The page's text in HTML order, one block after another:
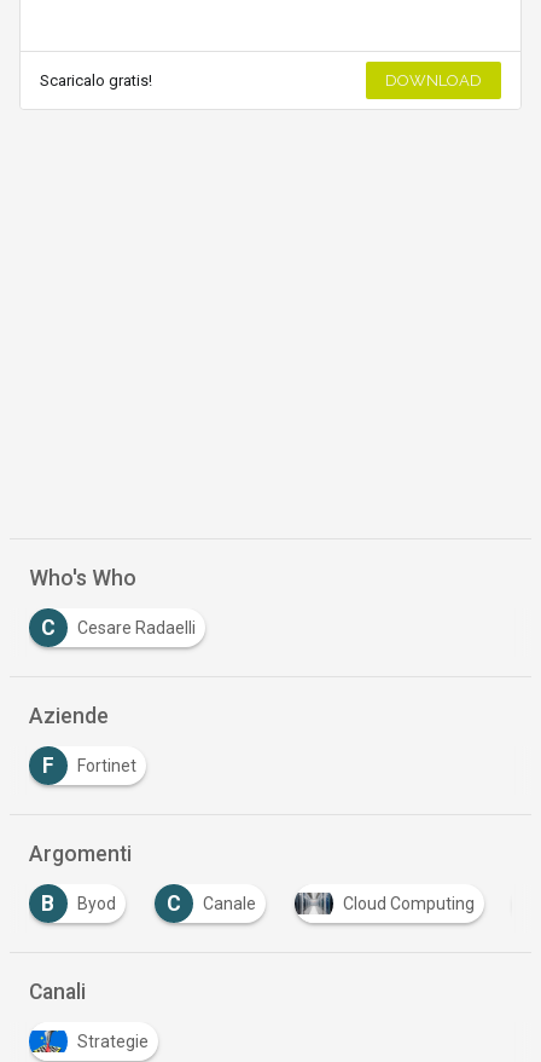
Scaricalo gratis! DOWNLOAD
Who's Who
C Cesare Radaelli
Aziende
F Fortinet
Argomenti
C Canale Cloud Computing D Distributori
Canali
Strategie